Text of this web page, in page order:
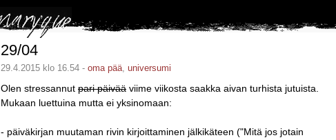
29/04
29.4.2015 klo 16.54 - oma pää, universumi
Olen stressannut pari päivää viime viikosta saakka aivan turhista jutuista.
Mukaan luettuina mutta ei yksinomaan:
- päiväkirjan muutaman rivin kirjoittaminen jälkikäteen ("Mitä jos jotain